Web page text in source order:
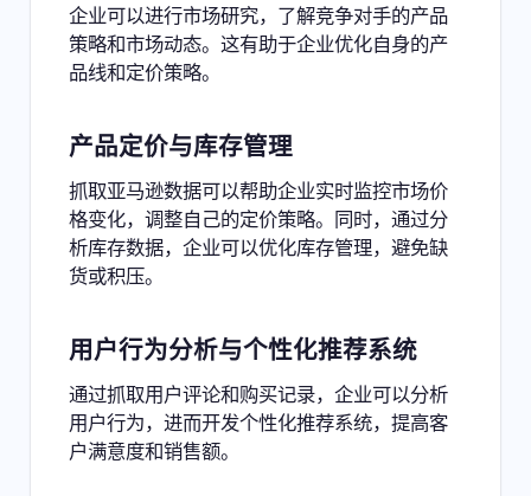
企业可以进行市场研究，了解竞争对手的产品
策略和市场动态。这有助于企业优化自身的产
品线和定价策略。
产品定价与库存管理
抓取亚马逊数据可以帮助企业实时监控市场价
格变化，调整自己的定价策略。同时，通过分
析库存数据，企业可以优化库存管理，避免缺
货或积压。
用户行为分析与个性化推荐系统
通过抓取用户评论和购买记录，企业可以分析
用户行为，进而开发个性化推荐系统，提高客
户满意度和销售额。